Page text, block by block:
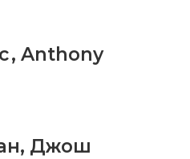
, Anthony
, Джош